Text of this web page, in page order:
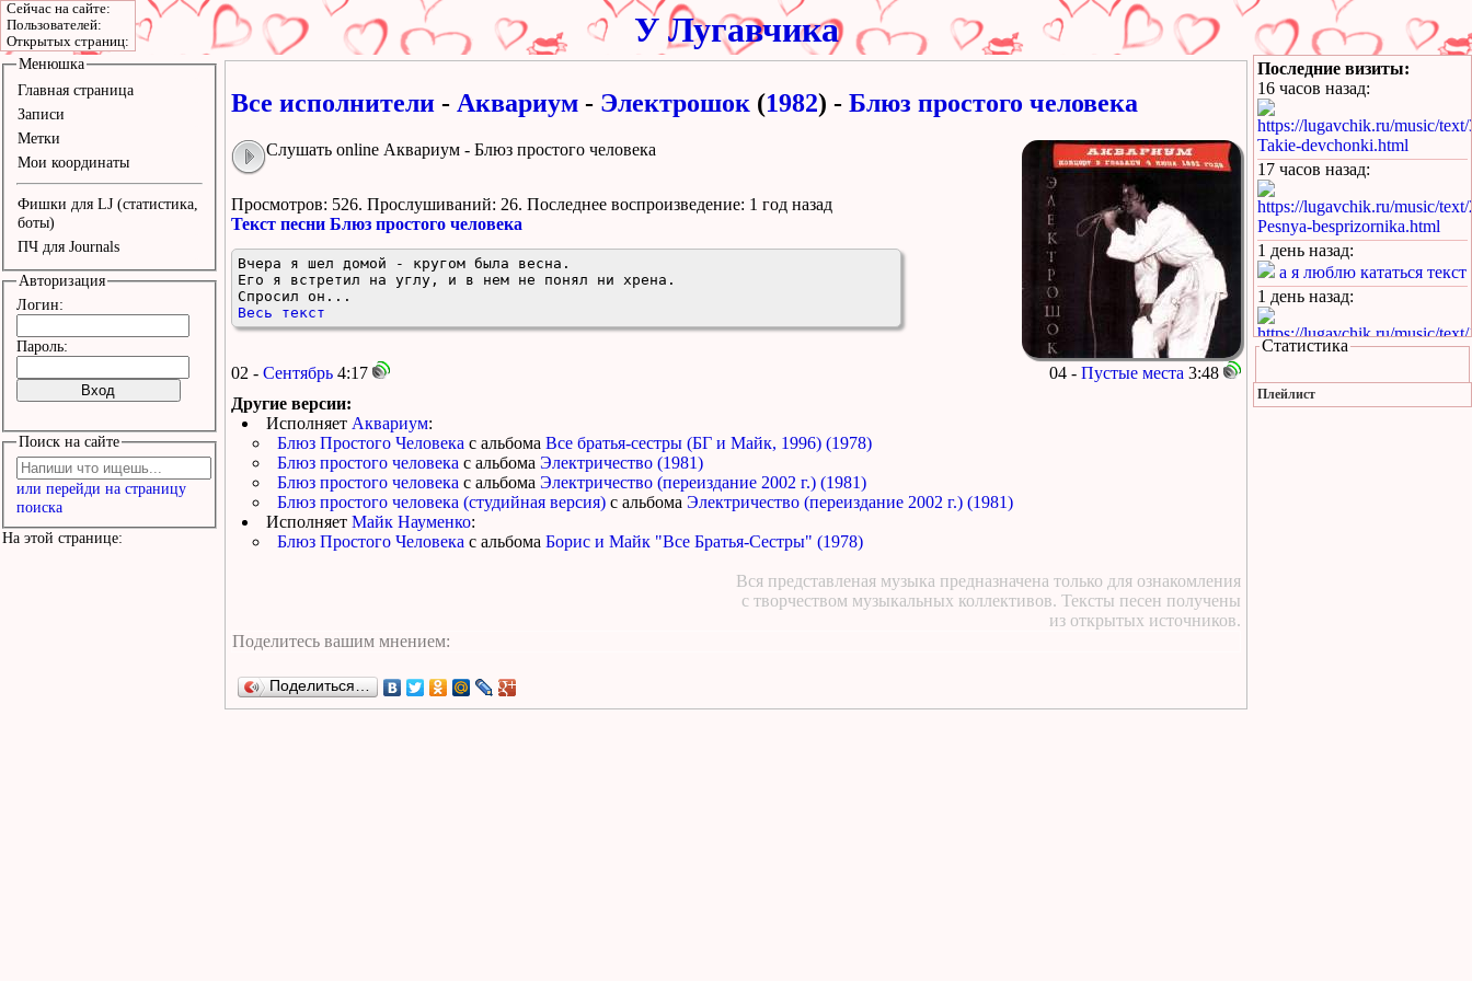
У Лугавчика
Все исполнители - Аквариум - Электрошок (1982) - Блюз простого человека
Слушать online Аквариум - Блюз простого человека
Просмотров: 526. Прослушиваний: 26. Поcледнее воспроизведение: 1 год назад
Текст песни Блюз простого человека
Вчера я шел домой - кругом была весна.
Его я встретил на углу, и в нем не понял ни хрена.
Спросил он...
Весь текст
02 - Сентябрь 4:17 04 - Пустые места 3:48
Другие версии:
Исполняет Аквариум:
Блюз Простого Человека с альбома Все братья-сестры (БГ и Майк, 1996) (1978)
Блюз простого человека с альбома Электричество (1981)
Блюз простого человека с альбома Электричество (переиздание 2002 г.) (1981)
Блюз простого человека (студийная версия) с альбома Электричество (переиздание 2002 г.) (1981)
Исполняет Майк Науменко:
Блюз Простого Человека с альбома Борис и Майк "Все Братья-Сестры" (1978)
Вся представленая музыка предназначена только для ознакомления
с творчеством музыкальных коллективов. Тексты песен получены
из открытых источников.
Поделиться…
Менюшка
Главная страница
Записи
Метки
Мои координаты
Фишки для LJ (статистика,
боты)
ПЧ для Journals
Авторизация
Логин:
Пароль:
Поиск на сайте
или перейди на страницу
поиска
На этой странице:
Последние визиты:
16 часов назад:
https://lugavchik.ru/music/
Takie-devchonki.html
17 часов назад:
https://lugavchik.ru/music/
Pesnya-besprizornika.html
1 день назад:
а я люблю кататься текст
1 день назад:
https://lugavchik.ru/music/
Hod-konem.html
Статистика
Плейлист
Сейчас на сайте:
Пользователей:
Открытых страниц: